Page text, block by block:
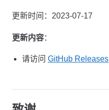
更新时间：2023-07-17
更新内容：
请访问 GitHub Releases